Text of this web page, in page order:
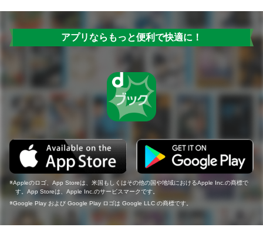
アプリならもっと便利で快適に！
Appleのロゴ、App Storeは、米国もしくはその他の国や地域におけるApple Inc.の商標で
す。App Storeは、Apple Inc.のサービスマークです。
Google Play および Google Play ロゴは Google LLC の商標です。